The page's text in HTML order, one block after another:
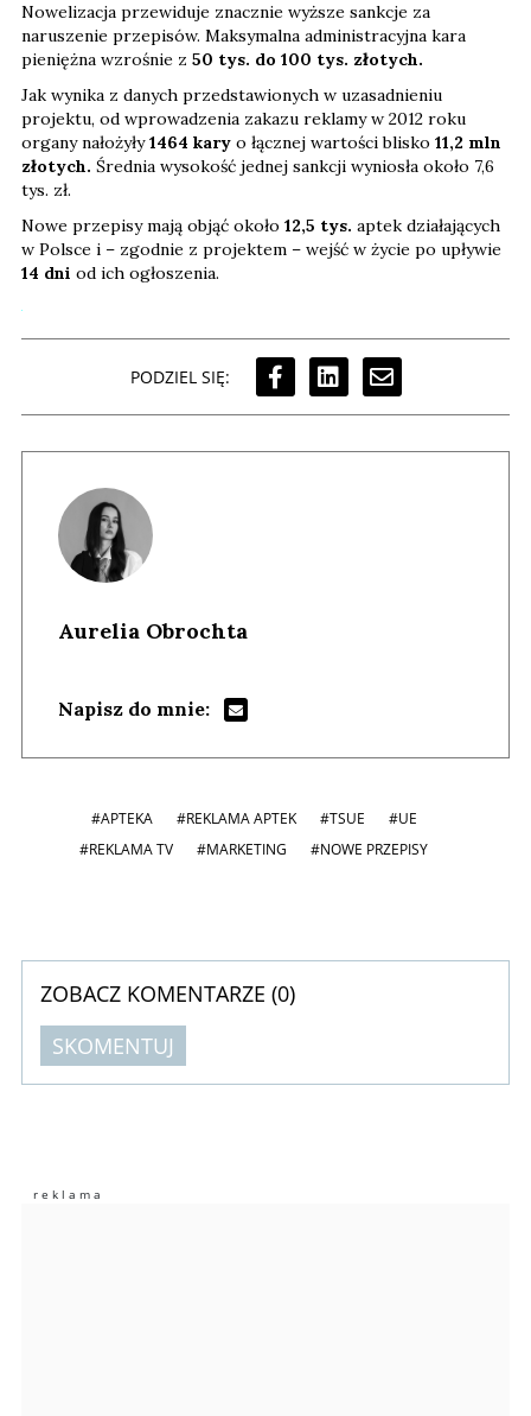
Nowelizacja przewiduje znacznie wyższe sankcje za
naruszenie przepisów. Maksymalna administracyjna kara
pieniężna wzrośnie z 50 tys. do 100 tys. złotych.
Jak wynika z danych przedstawionych w uzasadnieniu
projektu, od wprowadzenia zakazu reklamy w 2012 roku
organy nałożyły1464 kary o łącznej wartości blisko 11,2 mln
złotych. Średnia wysokość jednej sankcji wyniosła około 7,6
tys. zł.
Nowe przepisy mają objąć około 12,5 tys. aptek działających
w Polsce i – zgodnie z projektem – wejść w życie po upływie
14 dni od ich ogłoszenia.
PODZIEL SIĘ:
Aurelia Obrochta
Napisz do mnie:
#APTEKA #REKLAMA APTEK #TSUE
#UE
#REKLAMA TV
#MARKETING #NOWE PRZEPISY
ZOBACZ KOMENTARZE (0)
SKOMENTUJ
Imię (Wymagane)